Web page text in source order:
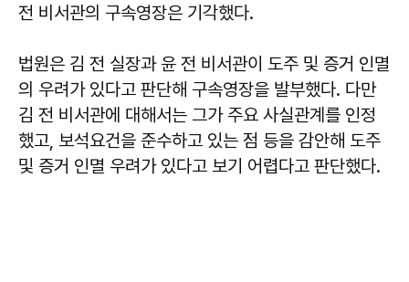
전 비서관의 구속영장은 기각했다.
법원은 김 전 실장과 윤 전 비서관이 도주 및 증거 인멸
의 우려가 있다고 판단해 구속영장을 발부했다. 다만
김 전 비서관에 대해서는 그가 주요 사실관계를 인정
했고, 보석요건을 준수하고 있는 점 등을 감안해 도주
및 증거 인멸 우려가 있다고 보기 어렵다고 판단했다.